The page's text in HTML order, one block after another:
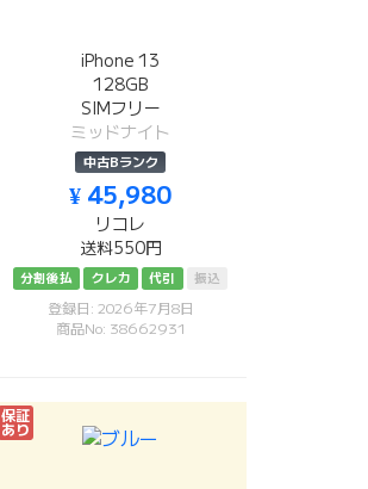
iPhone 13
128GB
SIMフリー
ミッドナイト
中古Bランク
¥ 45,980
リコレ
送料550円
分割後払 クレカ 代引 振込
登録日: 2026年7月8日
商品No: 38662931
保証
あり